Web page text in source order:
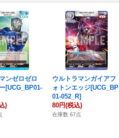
ンゼロゼロ
[UCG_BP01-
)
ウルトラマンガイアフ
ォトンエッジ[UCG_BP
01-052_R]
80円(税込)
在庫数 67点